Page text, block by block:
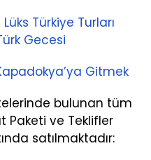
Lüks Türkiye Turları
Gecesi
Gitmek
bulunan tüm
Paketi ve Teklifler
satılmaktadır: